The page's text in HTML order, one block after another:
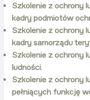
Szkolenie z ochrony
kadry podmiotów
Szkolenie z ochrony
kadry samorządu
Szkolenie z ochrony
ludności,
Szkolenie z ochrony
pełniących funkcję